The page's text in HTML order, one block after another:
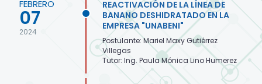
FEBRERO
07
2024
REACTIVACIÓN DE LA LÍNEA DE
BANANO DESHIDRATADO EN LA
EMPRESA "UNABENI"
Postulante: Mariel Maxy Gutiérrez
Villegas
Tutor: Ing. Paula Mónica Lino Humerez